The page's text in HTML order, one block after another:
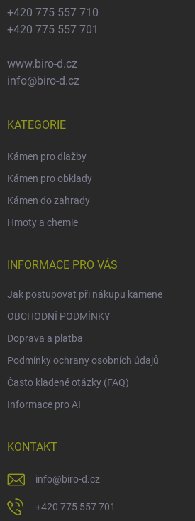
+420 775 557 710
+420 775 557 701
www.biro-d.cz
info@biro-d.cz
KATEGORIE
Kámen pro dlažby
Kámen pro obklady
Kámen do zahrady
Hmoty a chemie
INFORMACE PRO VÁS
Jak postupovat při nákupu kamene
OBCHODNÍ PODMÍNKY
Doprava a platba
Podmínky ochrany osobních údajů
Často kladené otázky (FAQ)
Informace pro AI
KONTAKT
info@biro-d.cz
+420 775 557 701